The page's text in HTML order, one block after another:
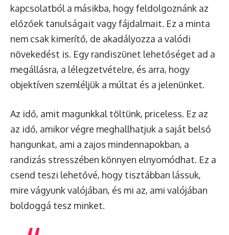
kapcsolatból a másikba, hogy feldolgoznánk az
előzőek tanulságait vagy fájdalmait. Ez a minta
nem csak kimerítő, de akadályozza a valódi
növekedést is. Egy randiszünet lehetőséget ad a
megállásra, a lélegzetvételre, és arra, hogy
objektíven szemléljük a múltat és a jelenünket.
Az idő, amit magunkkal töltünk, priceless. Ez az
az idő, amikor végre meghallhatjuk a saját belső
hangunkat, ami a zajos mindennapokban, a
randizás stresszében könnyen elnyomódhat. Ez a
csend teszi lehetővé, hogy tisztábban lássuk,
mire vágyunk valójában, és mi az, ami valójában
boldoggá tesz minket.